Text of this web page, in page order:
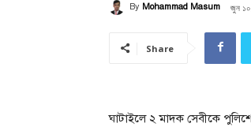
By Mohammad Masum জুন
Share
ঘাটাইলে ২ মাদক সেবীকে